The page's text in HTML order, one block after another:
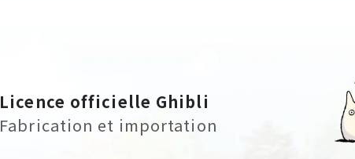
Licence officielle Ghibli
Fabrication et importation